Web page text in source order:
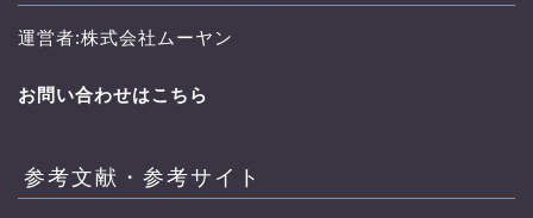
運営者:株式会社ムーヤン
お問い合わせはこちら
参考文献・参考サイト